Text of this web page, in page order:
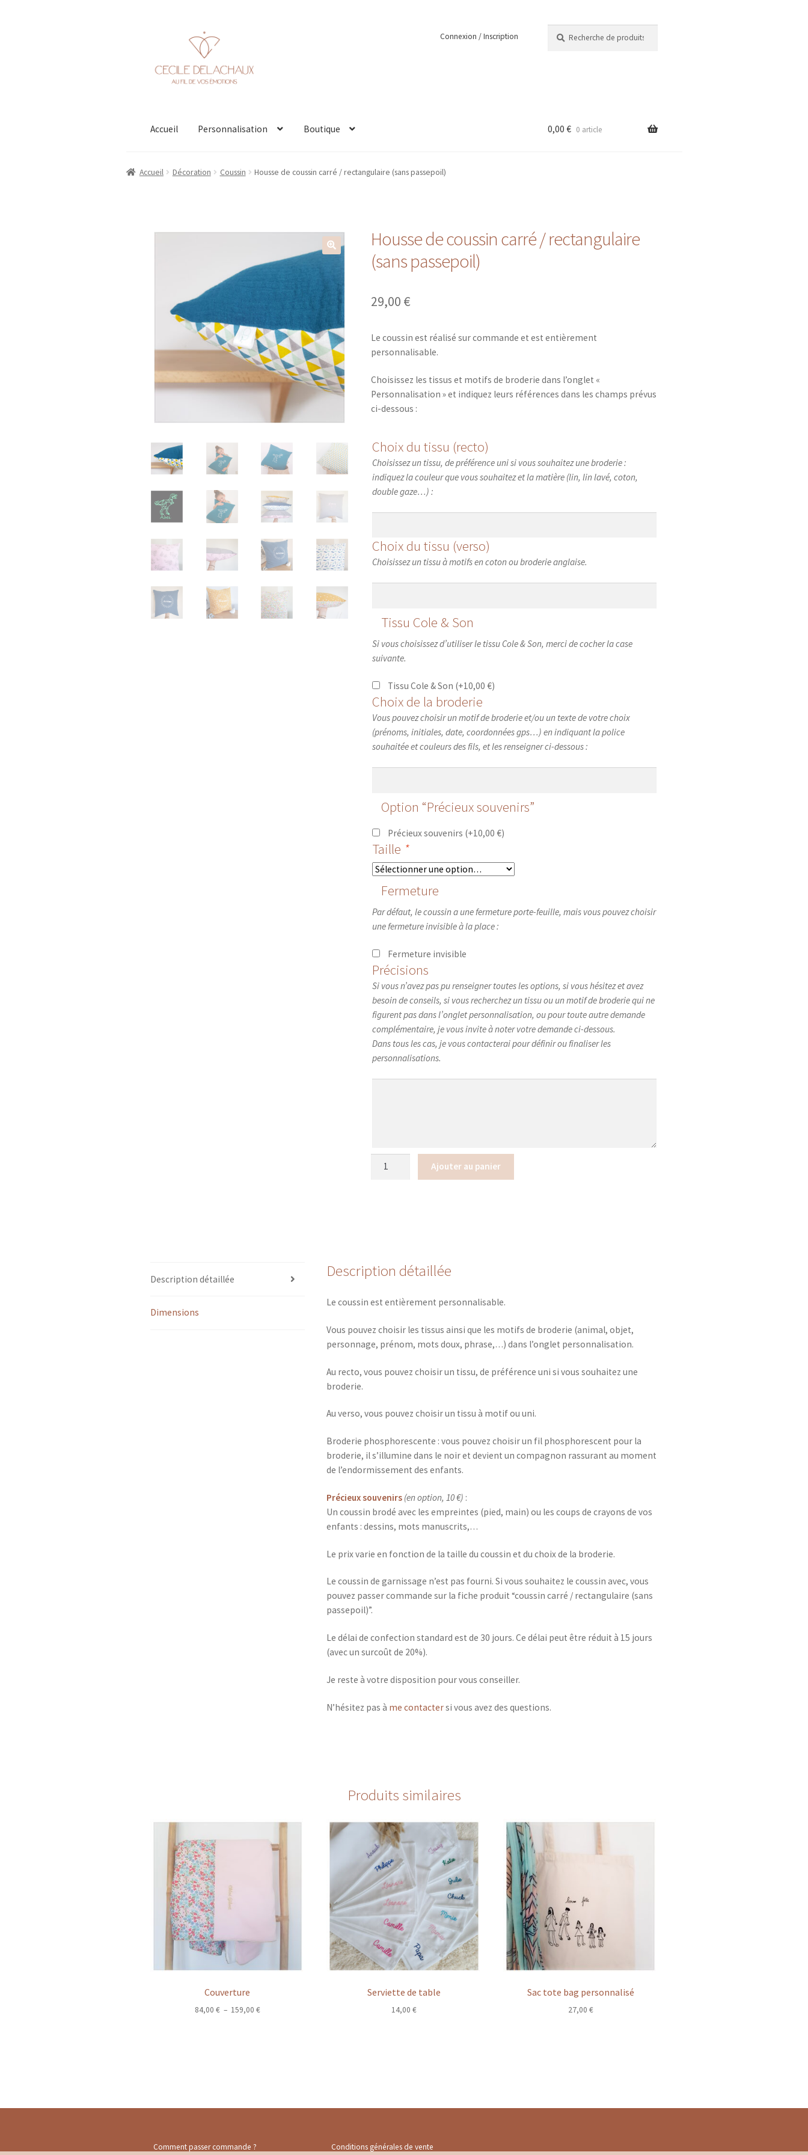
navigation
Connexion / Inscription
pour :
Accueil Personnalisation Boutique 0,00 € 0 article
Accueil Décoration Coussin Housse de coussin carré / rectangulaire (sans passepoil)
Housse de coussin carré / rectangulaire
(sans passepoil)
29,00 €
Le coussin est réalisé sur commande et est entièrement
personnalisable.
Choisissez les tissus et motifs de broderie dans l’onglet «
Personnalisation » et indiquez leurs références dans les champs prévus
ci-dessous :
Choix du tissu (recto)
Choisissez un tissu, de préférence uni si vous souhaitez une broderie :
indiquez la couleur que vous souhaitez et la matière (lin, lin lavé, coton,
double gaze…) :
Choix du tissu (verso)
Choisissez un tissu à motifs en coton ou broderie anglaise.
Tissu Cole & Son
Si vous choisissez d’utiliser le tissu Cole & Son, merci de cocher la case
suivante.
Tissu Cole & Son (+10,00 €)
Choix de la broderie
Vous pouvez choisir un motif de broderie et/ou un texte de votre choix
(prénoms, initiales, date, coordonnées gps…) en indiquant la police
souhaitée et couleurs des fils, et les renseigner ci-dessous :
Option “Précieux souvenirs”
Précieux souvenirs (+10,00 €)
Taille *
Fermeture
Par défaut, le coussin a une fermeture porte-feuille, mais vous pouvez choisir
une fermeture invisible à la place :
Fermeture invisible
Précisions
Si vous n’avez pas pu renseigner toutes les options, si vous hésitez et avez
besoin de conseils, si vous recherchez un tissu ou un motif de broderie qui ne
figurent pas dans l’onglet personnalisation, ou pour toute autre demande
complémentaire, je vous invite à noter votre demande ci-dessous.
Dans tous les cas, je vous contacterai pour définir ou finaliser les
personnalisations.
quantité
(sans
Ajouter au panier
Description détaillée
Dimensions
Description détaillée
Le coussin est entièrement personnalisable.
Vous pouvez choisir les tissus ainsi que les motifs de broderie (animal, objet,
personnage, prénom, mots doux, phrase,…) dans l’onglet personnalisation.
Au recto, vous pouvez choisir un tissu, de préférence uni si vous souhaitez une
broderie.
Au verso, vous pouvez choisir un tissu à motif ou uni.
Broderie phosphorescente : vous pouvez choisir un fil phosphorescent pour la
broderie, il s’illumine dans le noir et devient un compagnon rassurant au moment
de l’endormissement des enfants.
Précieux souvenirs (en option, 10 €) :
Un coussin brodé avec les empreintes (pied, main) ou les coups de crayons de vos
enfants : dessins, mots manuscrits,…
Le prix varie en fonction de la taille du coussin et du choix de la broderie.
Le coussin de garnissage n’est pas fourni. Si vous souhaitez le coussin avec, vous
pouvez passer commande sur la fiche produit “coussin carré / rectangulaire (sans
passepoil)”.
Le délai de confection standard est de 30 jours. Ce délai peut être réduit à 15 jours
(avec un surcoût de 20%).
Je reste à votre disposition pour vous conseiller.
N’hésitez pas à me contactersi vous avez des questions.
Produits similaires
Couverture
84,00 € – 159,00 €Plage
Serviette de table
14,00 €
Sac tote bag personnalisé
27,00 €
Comment passer commande ?
Conditions générales de vente